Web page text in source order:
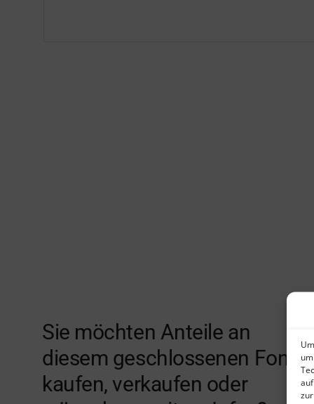
Sie möchten Anteile an
diesem geschlossenen Fonds
kaufen, verkaufen oder